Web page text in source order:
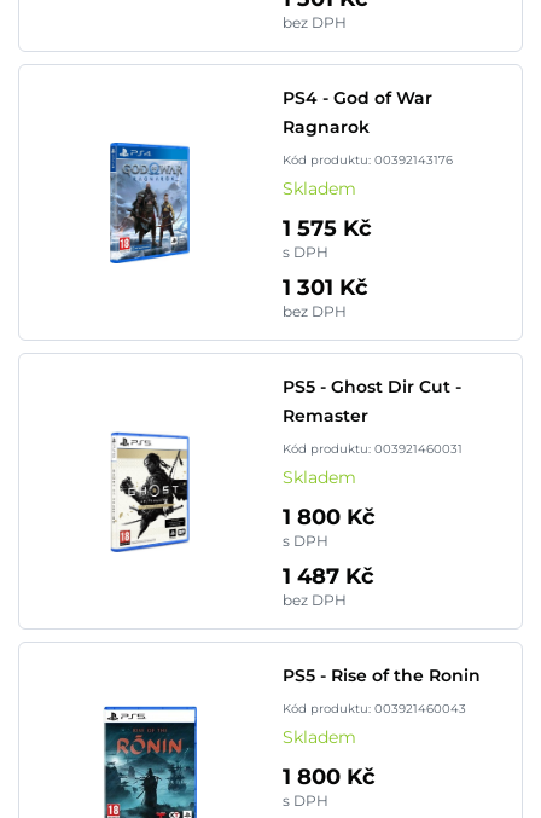
bez DPH
PS4 - God of War
Ragnarok
Kód produktu: 00392143176
Skladem
1 575 Kč
s DPH
1 301 Kč
bez DPH
PS5 - Ghost Dir Cut -
Remaster
Kód produktu: 003921460031
Skladem
1 800 Kč
s DPH
1 487 Kč
bez DPH
PS5 - Rise of the Ronin
Kód produktu: 003921460043
Skladem
1 800 Kč
s DPH